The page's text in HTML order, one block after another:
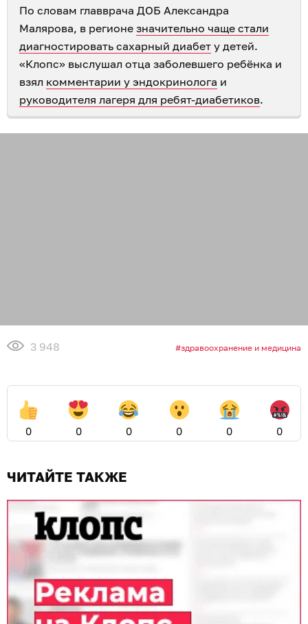
По словам главврача ДОБ Александра
Малярова, в регионе значительно чаще стали
диагностировать сахарный диабет у детей.
«Клопс» выслушал отца заболевшего ребёнка и
взял комментарии у эндокринолога и
руководителя лагеря для ребят-диабетиков.
3 948 здравоохранение и медицина
0 0 0 0 0 0
ЧИТАЙТЕ ТАКЖЕ